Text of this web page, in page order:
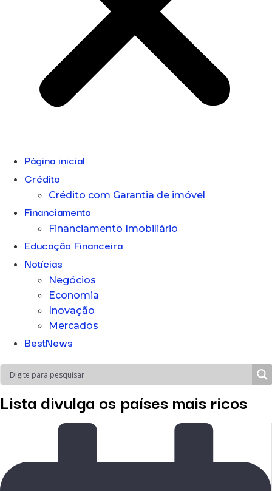
Página inicial
Crédito
Crédito com Garantia de imóvel
Financiamento
Financiamento Imobiliário
Educação Financeira
Notícias
Negócios
Economia
Inovação
Mercados
BestNews
Lista divulga os países mais ricos